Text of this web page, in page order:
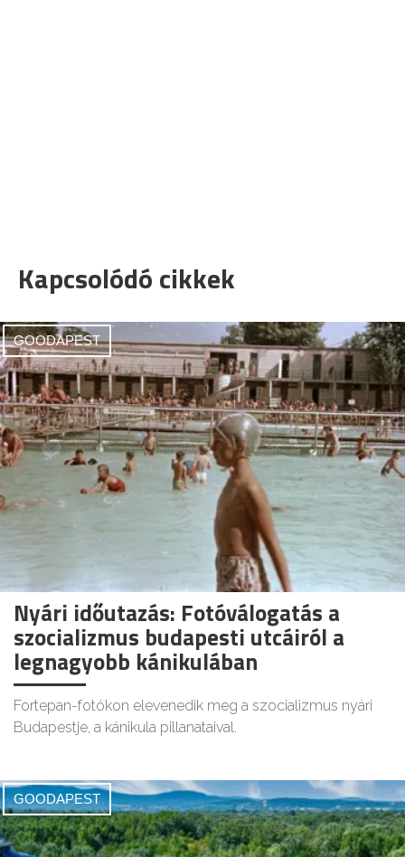
Kapcsolódó cikkek
GOODAPEST
Nyári időutazás: Fotóválogatás a
szocializmus budapesti utcáiról a
legnagyobb kánikulában
Fortepan-fotókon elevenedik meg a szocializmus nyári
Budapestje, a kánikula pillanataival.
GOODAPEST